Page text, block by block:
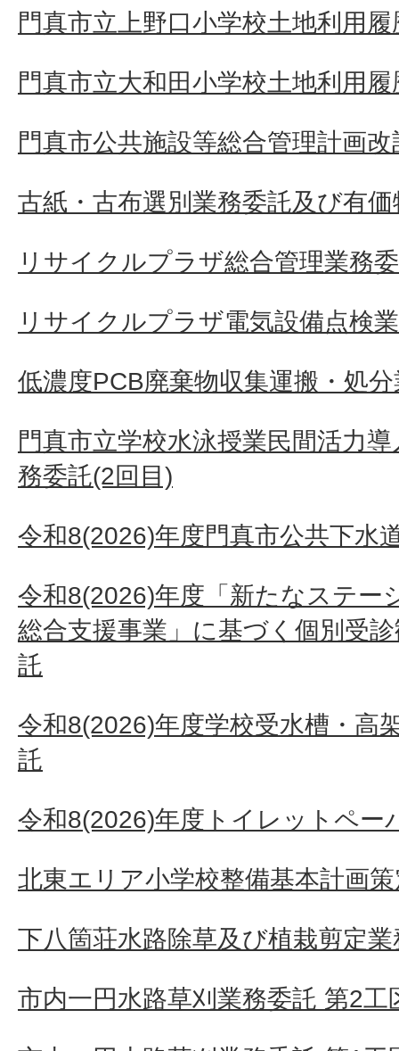
門真市立上野口小学校土地利用
門真市立大和田小学校土地利用
門真市公共施設等総合管理計画
古紙・古布選別業務委託及び有
リサイクルプラザ総合管理業務
リサイクルプラザ電気設備点検
低濃度PCB廃棄物収集運搬・処
門真市立学校水泳授業民間活力
務委託(2回目)
令和8(2026)年度門真市公共下水
令和8(2026)年度「新たなステー
総合支援事業」に基づく個別受
託
令和8(2026)年度学校受水槽・高
託
令和8(2026)年度トイレットペー
北東エリア小学校整備基本計画
下八箇荘水路除草及び植栽剪定
市内一円水路草刈業務委託 第2工